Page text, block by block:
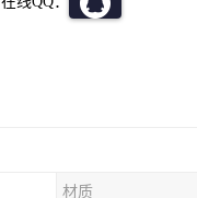
材质